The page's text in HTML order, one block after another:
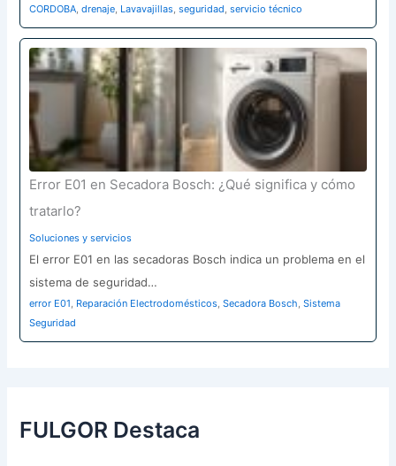
CORDOBA,drenaje, Lavavajillas,seguridad,servicio técnico
Error E01 en Secadora Bosch: ¿Qué significa y cómo
tratarlo?
Soluciones y servicios
El error E01 en las secadoras Bosch indica un problema en el
sistema de seguridad…
error E01, Reparación Electrodomésticos,Secadora Bosch,Sistema
Seguridad
FULGOR Destaca